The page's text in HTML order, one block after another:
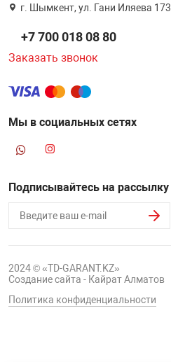
г. Шымкент, ул. Гани Иляева 173
+7 700 018 08 80
Заказать звонок
Мы в социальных сетях
Подписывайтесь на рассылку
2024 © «TD-GARANT.KZ»
Создание сайта - Кайрат Алматов
Политика конфиденциальности